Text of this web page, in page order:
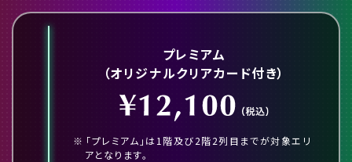
プレミアム
（オリジナルクリアカード付き）
「プレミアム」は1階及び2階2列目までが対象エリ
アとなります。